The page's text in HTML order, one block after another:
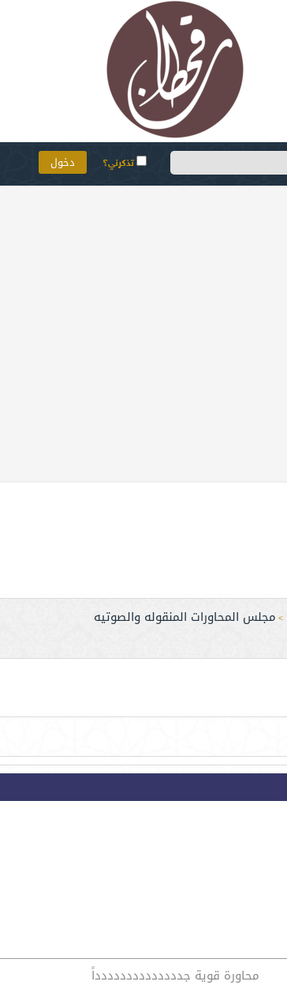
تذكرني؟
> مجلس المحاورات المنقوله والصوتيه
محاورة قوية جدددددددددددددداً